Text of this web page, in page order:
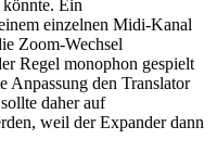
könnte. Ein
einzelnen Midi-Kanal
Zoom-Wechsel
Regel monophon gespielt
Anpassung den Translator
daher auf
weil der Expander dann